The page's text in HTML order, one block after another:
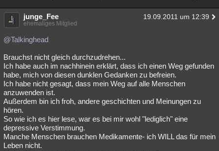
junge_Fee 19.09.2011 um 12:39
ehemaliges Mitglied
@Talkinghead
Brauchst nicht gleich durchzudrehen...
Ich habe auch im nachhinein erklärt, dass ich einen Weg gefunden
habe, mich von diesen dunklen Gedanken zu befreien.
Ich habe nicht gesagt, dass mein Weg auf alle Menschen
anzuwenden ist.
Außerdem bin ich froh, andere geschichten und Meinungen zu
hören.
So wie ich es hier lese, war es bei mir wohl "lediglich" eine
depressive Verstimmung.
Manche Menschen brauchen Medikamente- ich WILL das für mein
Leben nicht.